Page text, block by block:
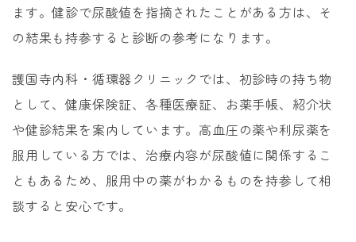
ます。健診で尿酸値を指摘されたことがある方は、そ
の結果も持参すると診断の参考になります。
護国寺内科・循環器クリニックでは、初診時の持ち物
として、健康保険証、各種医療証、お薬手帳、紹介状
や健診結果を案内しています。高血圧の薬や利尿薬を
服用している方では、治療内容が尿酸値に関係するこ
ともあるため、服用中の薬がわかるものを持参して相
談すると安心です。